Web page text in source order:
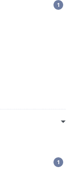
1
1